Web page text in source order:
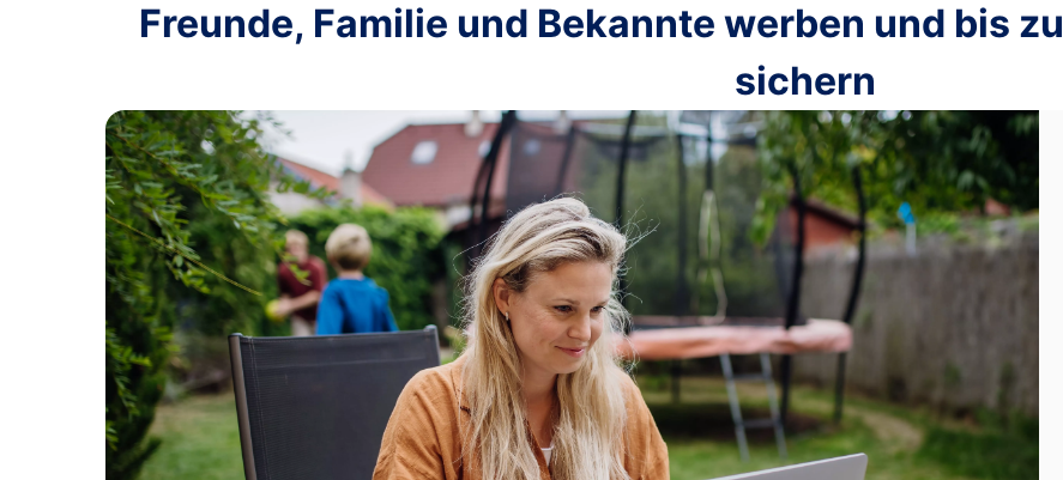
Freunde, Familie und Bekannte werben und bis zu
sichern